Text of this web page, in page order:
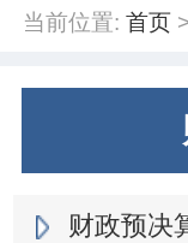
当前位置: 首页
财政预决